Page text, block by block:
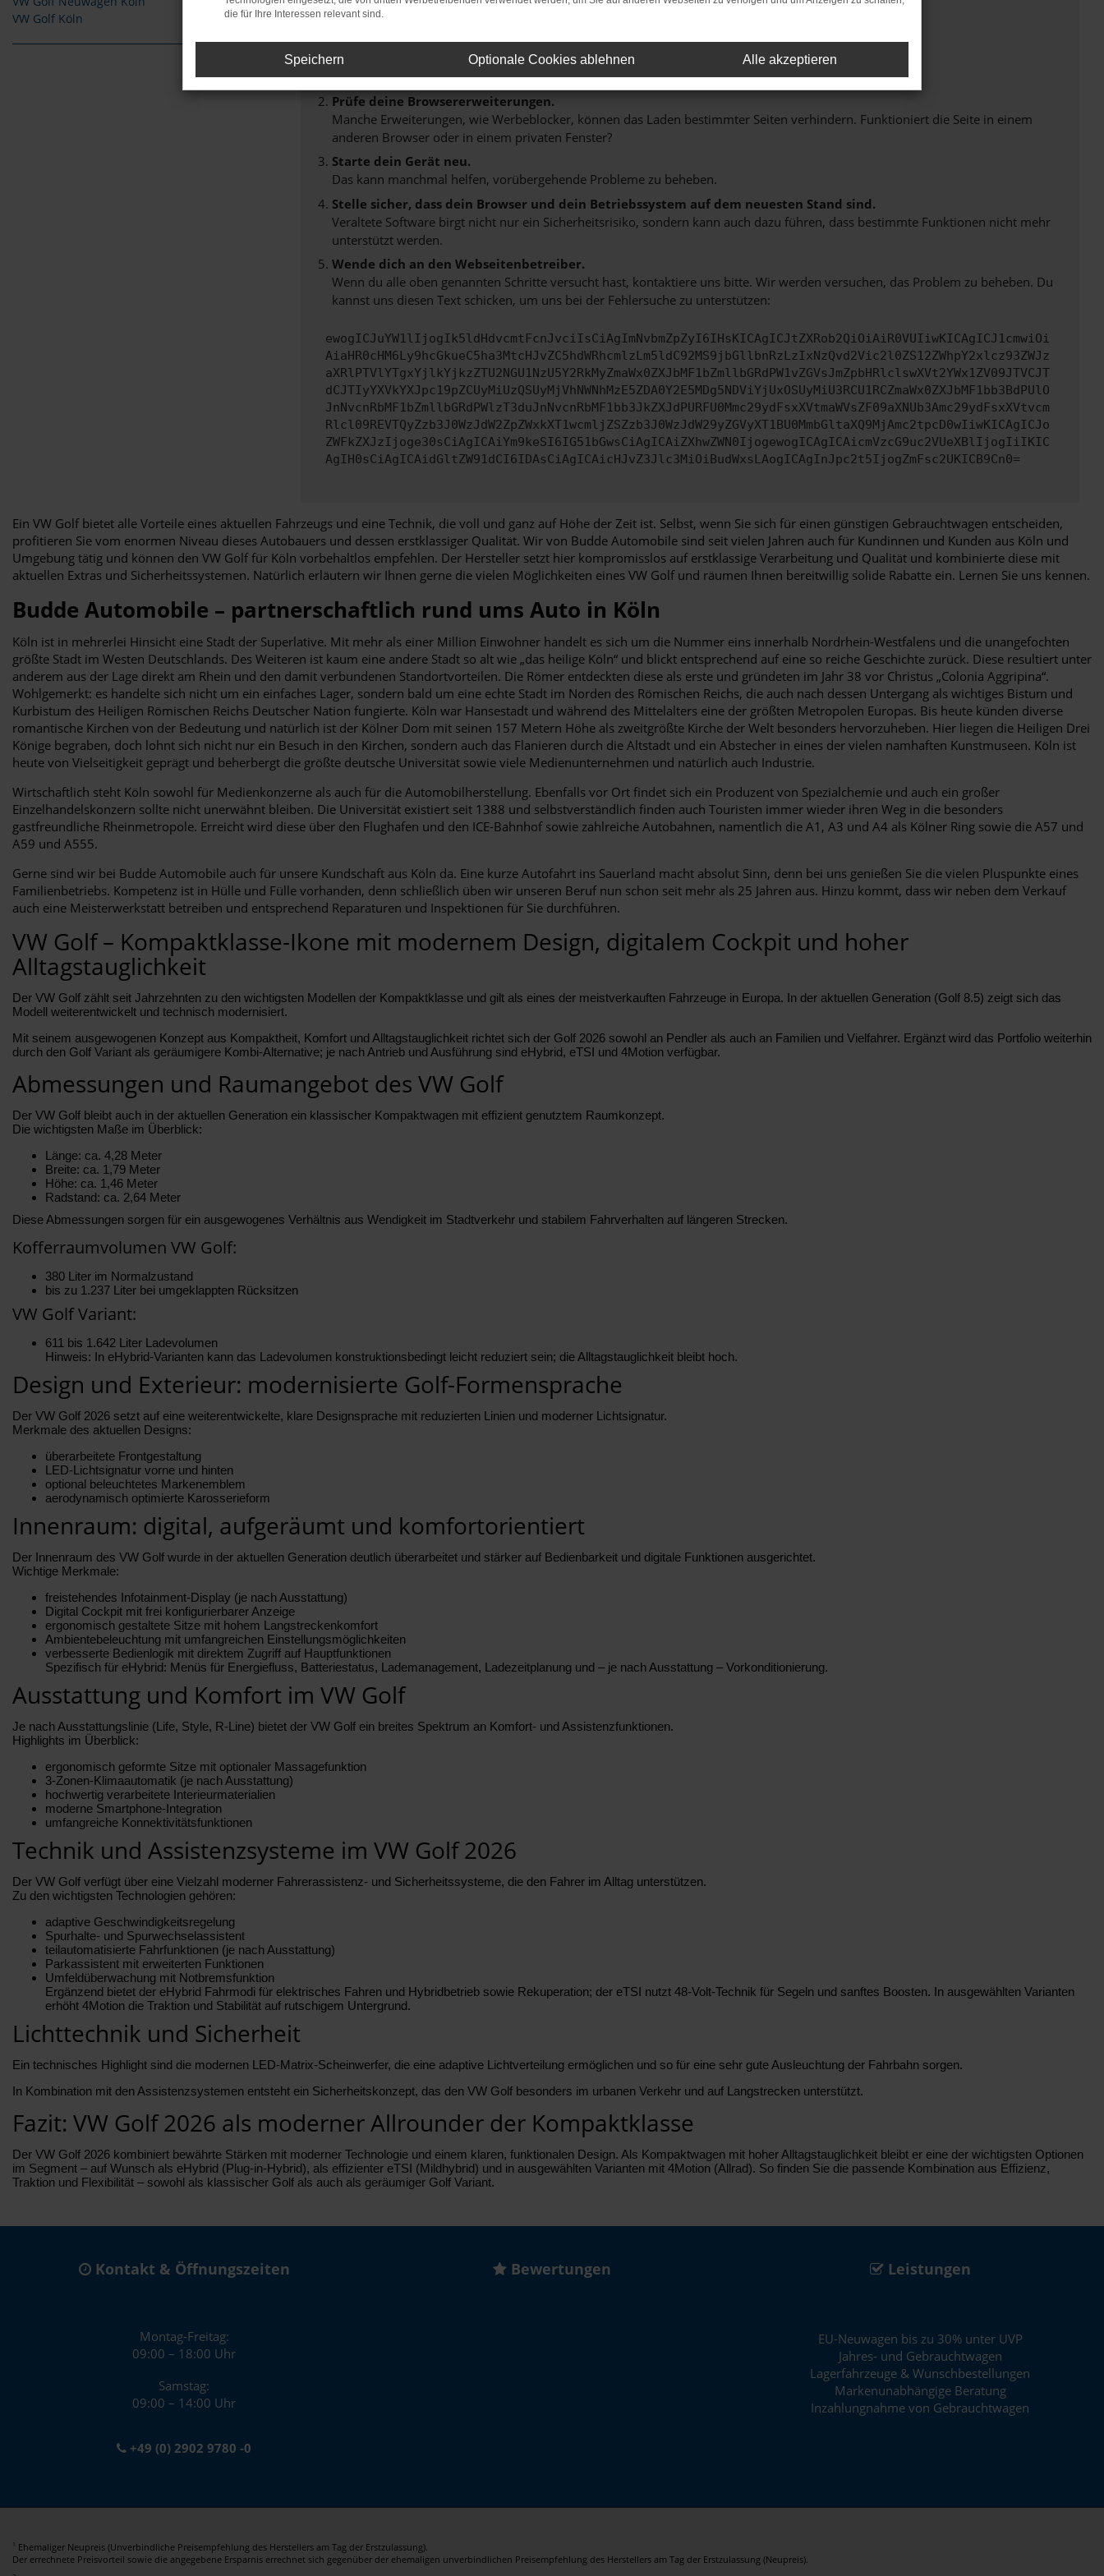
VW Golf Köln
Beim Laden ist ein Fehler aufgetreten.
Überprüfe deine Firewall und deine Internetverbindung.
Laden andere Webseiten, zum Beispiel deine Suchmaschine?
Prüfe deine Browsererweiterungen.
Manche Erweiterungen, wie Werbeblocker, können das Laden bestimmter Seiten verhindern. Funktioniert die Seite in einem
anderen Browser oder in einem privaten Fenster?
Starte dein Gerät neu.
Das kann manchmal helfen, vorübergehende Probleme zu beheben.
Stelle sicher, dass dein Browser und dein Betriebssystem auf dem neuesten Stand sind.
Veraltete Software birgt nicht nur ein Sicherheitsrisiko, sondern kann auch dazu führen, dass bestimmte Funktionen nicht mehr
unterstützt werden.
Wende dich an den Webseitenbetreiber.
Wenn du alle oben genannten Schritte versucht hast, kontaktiere uns bitte. Wir werden versuchen, das Problem zu beheben. Du
kannst uns diesen Text schicken, um uns bei der Fehlersuche zu unterstützen:
ewogICJuYW1lIjogIk5ldHdvcmtFcnJvciIsCiAgImNvbmZpZyI6IHsKICAgICJtZXRob2QiOiAiR0VUIiwKICAgICJ1cmwiOi
AiaHR0cHM6Ly9hcGkueC5ha3MtcHJvZC5hdWRhcmlzLm5ldC92MS9jbGllbnRzLzIxNzQvd2Vic2l0ZS12ZWhpY2xlcz93ZWJz
aXRlPTVlYTgxYjlkYjkzZTU2NGU1NzU5Y2RkMyZmaWx0ZXJbMF1bZmllbGRdPW1vZGVsJmZpbHRlclswXVt2YWx1ZV09JTVCJT
dCJTIyYXVkYXJpc19pZCUyMiUzQSUyMjVhNWNhMzE5ZDA0Y2E5MDg5NDViYjUxOSUyMiU3RCU1RCZmaWx0ZXJbMF1bb3BdPUlO
JnNvcnRbMF1bZmllbGRdPWlzT3duJnNvcnRbMF1bb3JkZXJdPURFU0Mmc29ydFsxXVtmaWVsZF09aXNUb3Amc29ydFsxXVtvcm
Rlcl09REVTQyZzb3J0WzJdW2ZpZWxkXT1wcmljZSZzb3J0WzJdW29yZGVyXT1BU0MmbGltaXQ9MjAmc2tpcD0wIiwKICAgICJo
ZWFkZXJzIjoge30sCiAgICAiYm9keSI6IG51bGwsCiAgICAiZXhwZWN0IjogewogICAgICAicmVzcG9uc2VUeXBlIjogIiIKIC
AgIH0sCiAgICAidGltZW91dCI6IDAsCiAgICAicHJvZ3Jlc3MiOiBudWxsLAogICAgInJpc2t5IjogZmFsc2UKICB9Cn0=
Ein VW Golf bietet alle Vorteile eines aktuellen Fahrzeugs und eine Technik, die voll und ganz auf Höhe der Zeit ist. Selbst, wenn Sie sich für einen günstigen Gebrauchtwagen entscheiden,
profitieren Sie vom enormen Niveau dieses Autobauers und dessen erstklassiger Qualität. Wir von Budde Automobile sind seit vielen Jahren auch für Kundinnen und Kunden aus Köln und
Umgebung tätig und können den VW Golf für Köln vorbehaltlos empfehlen. Der Hersteller setzt hier kompromisslos auf erstklassige Verarbeitung und Qualität und kombinierte diese mit
aktuellen Extras und Sicherheitssystemen. Natürlich erläutern wir Ihnen gerne die vielen Möglichkeiten eines VW Golf und räumen Ihnen bereitwillig solide Rabatte ein. Lernen Sie uns kennen.
Budde Automobile – partnerschaftlich rund ums Auto in Köln
Köln ist in mehrerlei Hinsicht eine Stadt der Superlative. Mit mehr als einer Million Einwohner handelt es sich um die Nummer eins innerhalb Nordrhein-Westfalens und die unangefochten
größte Stadt im Westen Deutschlands. Des Weiteren ist kaum eine andere Stadt so alt wie „das heilige Köln“ und blickt entsprechend auf eine so reiche Geschichte zurück. Diese resultiert unter
anderem aus der Lage direkt am Rhein und den damit verbundenen Standortvorteilen. Die Römer entdeckten diese als erste und gründeten im Jahr 38 vor Christus „Colonia Aggripina“.
Wohlgemerkt: es handelte sich nicht um ein einfaches Lager, sondern bald um eine echte Stadt im Norden des Römischen Reichs, die auch nach dessen Untergang als wichtiges Bistum und
Kurbistum des Heiligen Römischen Reichs Deutscher Nation fungierte. Köln war Hansestadt und während des Mittelalters eine der größten Metropolen Europas. Bis heute künden diverse
romantische Kirchen von der Bedeutung und natürlich ist der Kölner Dom mit seinen 157 Metern Höhe als zweitgrößte Kirche der Welt besonders hervorzuheben. Hier liegen die Heiligen Drei
Könige begraben, doch lohnt sich nicht nur ein Besuch in den Kirchen, sondern auch das Flanieren durch die Altstadt und ein Abstecher in eines der vielen namhaften Kunstmuseen. Köln ist
heute von Vielseitigkeit geprägt und beherbergt die größte deutsche Universität sowie viele Medienunternehmen und natürlich auch Industrie.
Wirtschaftlich steht Köln sowohl für Medienkonzerne als auch für die Automobilherstellung. Ebenfalls vor Ort findet sich ein Produzent von Spezialchemie und auch ein großer
Einzelhandelskonzern sollte nicht unerwähnt bleiben. Die Universität existiert seit 1388 und selbstverständlich finden auch Touristen immer wieder ihren Weg in die besonders
gastfreundliche Rheinmetropole. Erreicht wird diese über den Flughafen und den ICE-Bahnhof sowie zahlreiche Autobahnen, namentlich die A1, A3 und A4 als Kölner Ring sowie die A57 und
A59 und A555.
Gerne sind wir bei Budde Automobile auch für unsere Kundschaft aus Köln da. Eine kurze Autofahrt ins Sauerland macht absolut Sinn, denn bei uns genießen Sie die vielen Pluspunkte eines
Familienbetriebs. Kompetenz ist in Hülle und Fülle vorhanden, denn schließlich üben wir unseren Beruf nun schon seit mehr als 25 Jahren aus. Hinzu kommt, dass wir neben dem Verkauf
auch eine Meisterwerkstatt betreiben und entsprechend Reparaturen und Inspektionen für Sie durchführen.
VW Golf – Kompaktklasse-Ikone mit modernem Design, digitalem Cockpit und hoher
Alltagstauglichkeit
Der VW Golf zählt seit Jahrzehnten zu den wichtigsten Modellen der Kompaktklasse und gilt als eines der meistverkauften Fahrzeuge in Europa. In der aktuellen Generation (Golf 8.5) zeigt sich das
Modell weiterentwickelt und technisch modernisiert.
Mit seinem ausgewogenen Konzept aus Kompaktheit, Komfort und Alltagstauglichkeit richtet sich der Golf 2026 sowohl an Pendler als auch an Familien und Vielfahrer. Ergänzt wird das Portfolio weiterhin
durch den Golf Variant als geräumigere Kombi-Alternative; je nach Antrieb und Ausführung sind eHybrid, eTSI und 4Motion verfügbar.
Abmessungen und Raumangebot des VW Golf
Der VW Golf bleibt auch in der aktuellen Generation ein klassischer Kompaktwagen mit effizient genutztem Raumkonzept.
Die wichtigsten Maße im Überblick:
Länge: ca. 4,28 Meter
Breite: ca. 1,79 Meter
Höhe: ca. 1,46 Meter
Radstand: ca. 2,64 Meter
Diese Abmessungen sorgen für ein ausgewogenes Verhältnis aus Wendigkeit im Stadtverkehr und stabilem Fahrverhalten auf längeren Strecken.
Kofferraumvolumen VW Golf:
380 Liter im Normalzustand
bis zu 1.237 Liter bei umgeklappten Rücksitzen
VW Golf Variant:
611 bis 1.642 Liter Ladevolumen
Hinweis: In eHybrid-Varianten kann das Ladevolumen konstruktionsbedingt leicht reduziert sein; die Alltagstauglichkeit bleibt hoch.
Design und Exterieur: modernisierte Golf-Formensprache
Der VW Golf 2026 setzt auf eine weiterentwickelte, klare Designsprache mit reduzierten Linien und moderner Lichtsignatur.
Merkmale des aktuellen Designs:
überarbeitete Frontgestaltung
LED-Lichtsignatur vorne und hinten
optional beleuchtetes Markenemblem
aerodynamisch optimierte Karosserieform
Innenraum: digital, aufgeräumt und komfortorientiert
Der Innenraum des VW Golf wurde in der aktuellen Generation deutlich überarbeitet und stärker auf Bedienbarkeit und digitale Funktionen ausgerichtet.
Wichtige Merkmale:
freistehendes Infotainment-Display (je nach Ausstattung)
Digital Cockpit mit frei konfigurierbarer Anzeige
ergonomisch gestaltete Sitze mit hohem Langstreckenkomfort
Ambientebeleuchtung mit umfangreichen Einstellungsmöglichkeiten
verbesserte Bedienlogik mit direktem Zugriff auf Hauptfunktionen
Spezifisch für eHybrid: Menüs für Energiefluss, Batteriestatus, Lademanagement, Ladezeitplanung und – je nach Ausstattung – Vorkonditionierung.
Ausstattung und Komfort im VW Golf
Je nach Ausstattungslinie (Life, Style, R-Line) bietet der VW Golf ein breites Spektrum an Komfort- und Assistenzfunktionen.
Highlights im Überblick:
ergonomisch geformte Sitze mit optionaler Massagefunktion
3-Zonen-Klimaautomatik (je nach Ausstattung)
hochwertig verarbeitete Interieurmaterialien
moderne Smartphone-Integration
umfangreiche Konnektivitätsfunktionen
Technik und Assistenzsysteme im VW Golf 2026
Der VW Golf verfügt über eine Vielzahl moderner Fahrerassistenz- und Sicherheitssysteme, die den Fahrer im Alltag unterstützen.
Zu den wichtigsten Technologien gehören:
adaptive Geschwindigkeitsregelung
Spurhalte- und Spurwechselassistent
teilautomatisierte Fahrfunktionen (je nach Ausstattung)
Parkassistent mit erweiterten Funktionen
Umfeldüberwachung mit Notbremsfunktion
Ergänzend bietet der eHybrid Fahrmodi für elektrisches Fahren und Hybridbetrieb sowie Rekuperation; der eTSI nutzt 48-Volt-Technik für Segeln und sanftes Boosten. In ausgewählten Varianten
erhöht 4Motion die Traktion und Stabilität auf rutschigem Untergrund.
Lichttechnik und Sicherheit
Ein technisches Highlight sind die modernen LED-Matrix-Scheinwerfer, die eine adaptive Lichtverteilung ermöglichen und so für eine sehr gute Ausleuchtung der Fahrbahn sorgen.
In Kombination mit den Assistenzsystemen entsteht ein Sicherheitskonzept, das den VW Golf besonders im urbanen Verkehr und auf Langstrecken unterstützt.
Fazit: VW Golf 2026 als moderner Allrounder der Kompaktklasse
Der VW Golf 2026 kombiniert bewährte Stärken mit moderner Technologie und einem klaren, funktionalen Design. Als Kompaktwagen mit hoher Alltagstauglichkeit bleibt er eine der wichtigsten Optionen
im Segment – auf Wunsch als eHybrid (Plug-in-Hybrid), als effizienter eTSI (Mildhybrid) und in ausgewählten Varianten mit 4Motion (Allrad). So finden Sie die passende Kombination aus Effizienz,
Traktion und Flexibilität – sowohl als klassischer Golf als auch als geräumiger Golf Variant.
Kontakt & Öffnungszeiten
Montag-Freitag:
09:00 – 18:00 Uhr
Samstag:
09:00 – 14:00 Uhr
+49 (0) 2902 9780 -0
Bewertungen Leistungen
EU-Neuwagen bis zu 30% unter UVP
Jahres- und Gebrauchtwagen
Lagerfahrzeuge & Wunschbestellungen
Markenunabhängige Beratung
Inzahlungnahme von Gebrauchtwagen
1
Ehemaliger Neupreis (Unverbindliche Preisempfehlung des Herstellers am Tag der Erstzulassung).
Der errechnete Preisvorteil sowie die angegebene Ersparnis errechnet sich gegenüber der ehemaligen unverbindlichen Preisempfehlung des Herstellers am Tag der Erstzulassung (Neupreis).
die für Ihre Interessen relevant sind.
Speichern Optionale Cookies ablehnen Alle akzeptieren